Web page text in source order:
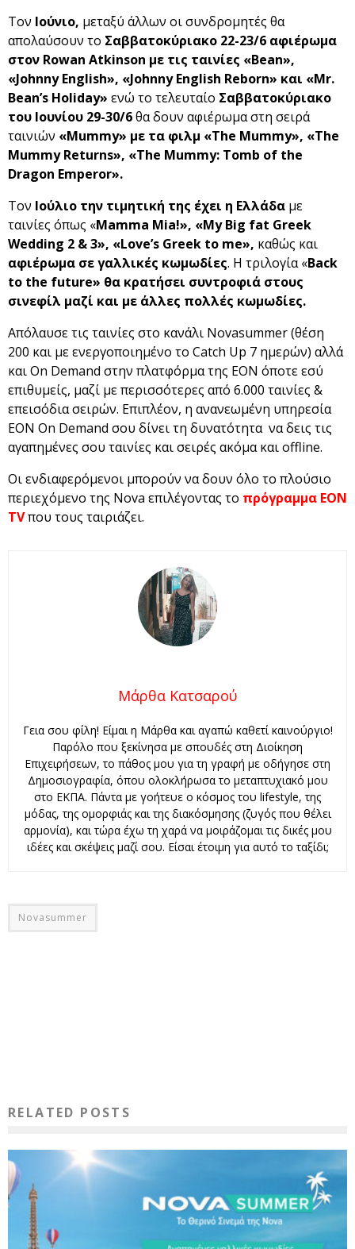
Τον Ιούνιο, μεταξύ άλλων οι συνδρομητές θα
απολαύσουν το Σαββατοκύριακο 22-23/6 αφιέρωμα
στον Rowan Atkinson με τις ταινίες «Bean»,
«Johnny English», «Johnny English Reborn» και «Mr.
Bean’s Holiday» ενώ το τελευταίο Σαββατοκύριακο
του Ιουνίου 29-30/6θα δουν αφιέρωμα στη σειρά
ταινιών «Mummy» με τα φιλμ «The Mummy», «The
Mummy Returns», «The Mummy: Tomb of the
Dragon Emperor».
Τον Ιούλιο την τιμητική της έχει η Ελλάδα με
ταινίες όπως «Mamma Mia!», «My Big fat Greek
Wedding 2 & 3», «Love’s Greek to me», καθώς και
αφιέρωμα σε γαλλικές κωμωδίες. Η τριλογία «Βack
to the future» θα κρατήσει συντροφιά στους
σινεφίλ μαζί και με άλλες πολλές κωμωδίες.
Απόλαυσε τις ταινίες στο κανάλι Novasummer (θέση
200 και με ενεργοποιημένο το Catch Up 7 ημερών) αλλά
και On Demand στην πλατφόρμα της ΕΟΝ όποτε εσύ
επιθυμείς, μαζί με περισσότερες από 6.000 ταινίες &
επεισόδια σειρών. Επιπλέον, η ανανεωμένη υπηρεσία
ΕΟΝ On Demand σου δίνει τη δυνατότητα να δεις τις
αγαπημένες σου ταινίες και σειρές ακόμα και offline.
Οι ενδιαφερόμενοι μπορούν να δουν όλο το πλούσιο
περιεχόμενο της Nova επιλέγοντας το πρόγραμμα ΕΟΝ
ΤVπου τους ταιριάζει.
Μάρθα Κατσαρού
Γεια σου φίλη! Είμαι η Μάρθα και αγαπώ καθετί καινούργιο!
Παρόλο που ξεκίνησα με σπουδές στη Διοίκηση
Επιχειρήσεων, το πάθος μου για τη γραφή με οδήγησε στη
Δημοσιογραφία, όπου ολοκλήρωσα το μεταπτυχιακό μου
στο ΕΚΠΑ. Πάντα με γοήτευε ο κόσμος του lifestyle, της
μόδας, της ομορφιάς και της διακόσμησης (ζυγός που θέλει
αρμονία), και τώρα έχω τη χαρά να μοιράζομαι τις δικές μου
ιδέες και σκέψεις μαζί σου. Είσαι έτοιμη για αυτό το ταξίδι;
Novasummer
RELATED POSTS